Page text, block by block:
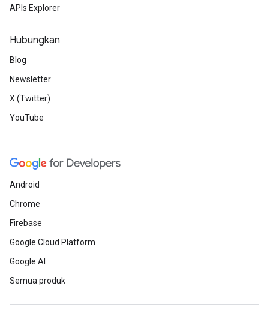
APIs Explorer
Hubungkan
Blog
Newsletter
X (Twitter)
YouTube
Android
Chrome
Firebase
Google Cloud Platform
Google AI
Semua produk